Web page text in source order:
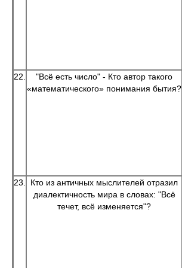
22.
"Всё есть число" - Кто автор такого
«математического» понимания бытия?
23.
Кто из античных мыслителей отразил
диалектичность мира в словах: "Всё
течет, всё изменяется"?